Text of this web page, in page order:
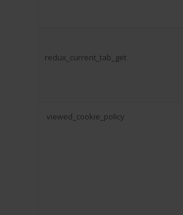
redux_current_tab_get
viewed_cookie_policy